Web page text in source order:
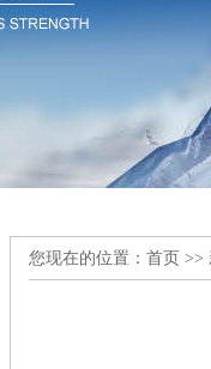
您现在的位置： 首页 >>